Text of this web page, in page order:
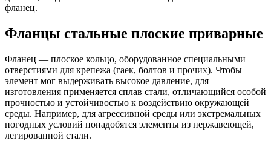
фланец.
Фланцы стальные плоские приварные
Фланец — плоское кольцо, оборудованное специальными
отверстиями для крепежа (гаек, болтов и прочих). Чтобы
элемент мог выдерживать высокое давление, для
изготовления применяется сплав стали, отличающийся особой
прочностью и устойчивостью к воздействию окружающей
среды. Например, для агрессивной среды или экстремальных
погодных условий понадобятся элементы из нержавеющей,
легированной стали.